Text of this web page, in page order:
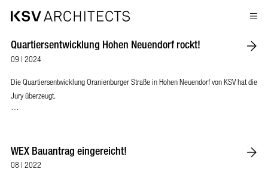
Inhalt
springen
Quartiersentwicklung Hohen Neuendorf rockt!
09 | 2024
Die Quartiersentwicklung Oranienburger Straße in Hohen Neuendorf von KSV hat die
Jury überzeugt.
…
WEX Bauantrag eingereicht!
08 | 2022